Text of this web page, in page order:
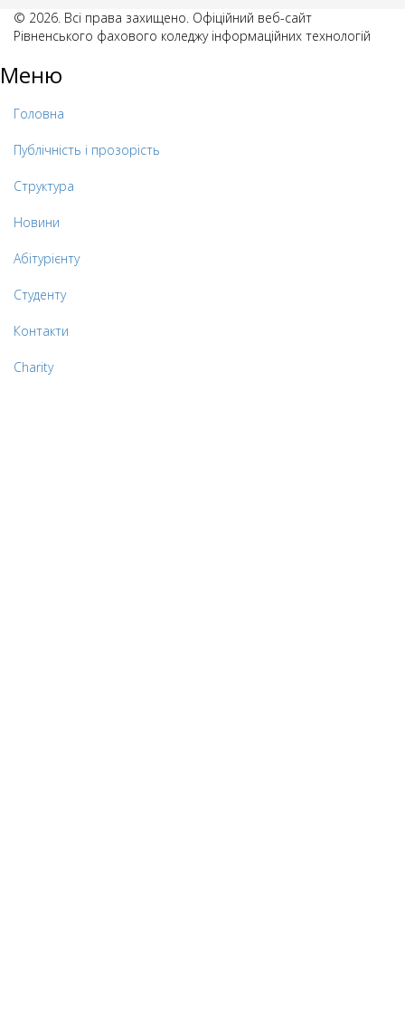
© 2026. Всі права захищено. Офіційний веб-сайт
Рівненського фахового коледжу інформаційних технологій
Меню
Головна
Публічність і прозорість
Структура
Новини
Абітурієнту
Студенту
Контакти
Charity